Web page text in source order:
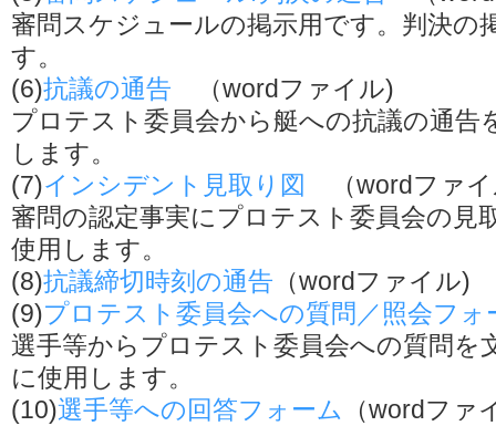
審問スケジュールの掲示用です。判決の
す。
(6)抗議の通告 （wordファイル)
プロテスト委員会から艇への抗議の通告
します。
(7)インシデント見取り図
（wordファ
審問の認定事実にプロテスト委員会の見
使用します。
(8)抗議締切時刻の通告 （wordファイル)
(9)プロテスト委員会への質問／照会フォ
選手等からプロテスト委員会への質問を
に使用します。
(10)選手等への回答フォーム
（wordファ